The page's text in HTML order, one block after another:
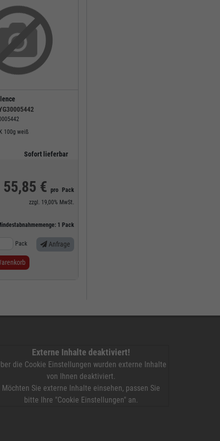
100g weiß
Sofort lieferbar
55,85 € pro
Pack
zzgl. 19,00% MwSt.
1 Pack
Pack Anfrage
Externe Inhalte deaktiviert!
die Cookie Einstellungen wurden externe Inhalte
von Ihnen deaktiviert.
Möchten Sie externe Inhalte einsehen, passen Sie
bitte Ihre "Cookie Einstellungen" an.